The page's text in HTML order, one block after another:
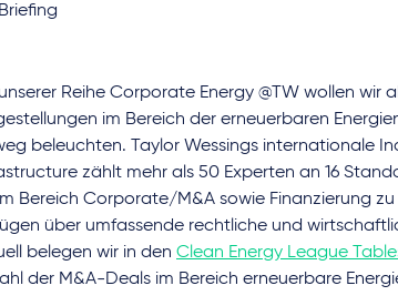
Briefing
Reihe Corporate Energy @TW wollen wir
im Bereich der erneuerbaren
beleuchten. Taylor Wessings internationale
zählt mehr als 50 Experten an 16
Bereich Corporate/M&A sowie Finanzierung
über umfassende rechtliche und
belegen wir in den Clean Energy League
der M&A-Deals im Bereich erneuerbare